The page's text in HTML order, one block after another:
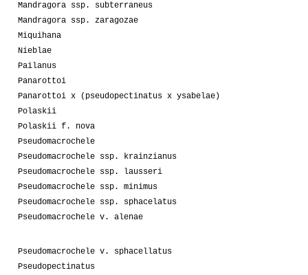
Mandragora ssp. subterraneus
Mandragora ssp. zaragozae
Miquihana
Nieblae
Pailanus
Panarottoi
Panarottoi x (pseudopectinatus x ysabelae)
Polaskii
Polaskii f. nova
Pseudomacrochele
Pseudomacrochele ssp. krainzianus
Pseudomacrochele ssp. lausseri
Pseudomacrochele ssp. minimus
Pseudomacrochele ssp. sphacelatus
Pseudomacrochele v. alenae
Pseudomacrochele v. sphacellatus
Pseudopectinatus